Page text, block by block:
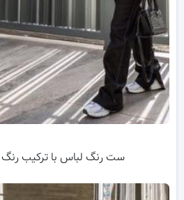
ست رنگ لباس با ترکیب